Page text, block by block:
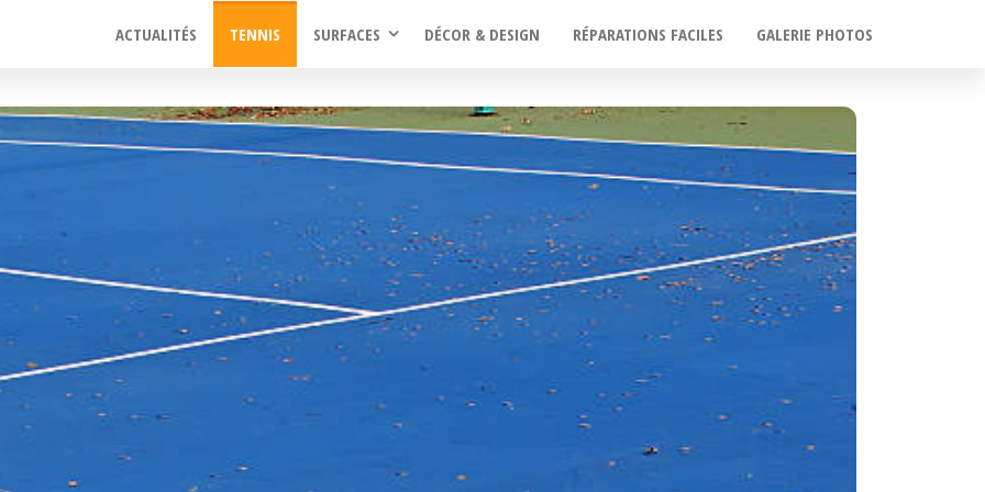
ACTUALITÉS TENNIS SURFACES DÉCOR & DESIGN RÉPARATIONS FACILES GALERIE PHOTOS